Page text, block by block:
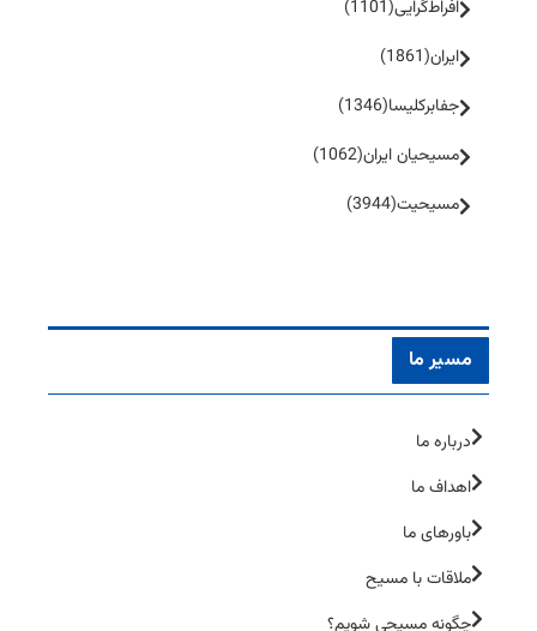
افراط‌گرایی(1101)
ایران(1861)
جفا‌بر‌کلیسا(1346)
مسیحیان ایران(1062)
مسیحیت(3944)
مسیر ما
درباره ما
اهداف ما
باورهای ما
ملاقات با مسیح
چگونه مسیحی شویم؟